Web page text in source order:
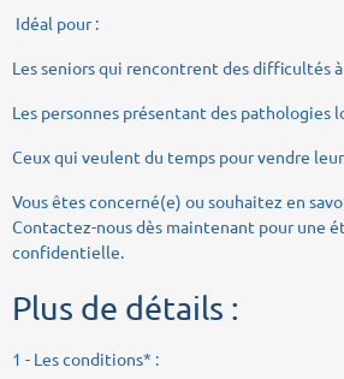
Idéal pour :
Les seniors qui rencontrent des difficultés
Les personnes présentant des pathologies
Ceux qui veulent du temps pour vendre
Vous êtes concerné(e) ou souhaitez en
Contactez-nous dès maintenant pour une
confidentielle.
Plus de détails :
1 - Les conditions* :